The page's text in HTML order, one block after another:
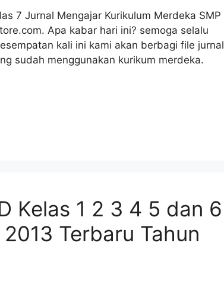
7 Jurnal Mengajar Kurikulum Merdeka SMP
Apa kabar hari ini? semoga selalu
kali ini kami akan berbagi file jurnal
sudah menggunakan kurikum merdeka.
Kelas 1 2 3 4 5 dan 6
Terbaru Tahun